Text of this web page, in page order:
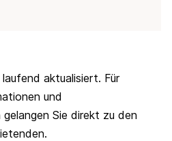
aktualisiert. Für
und
Sie direkt zu den